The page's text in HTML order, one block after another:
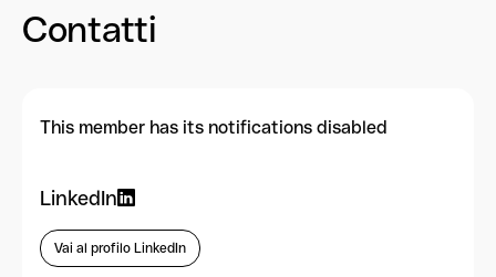
Contatti
This member has its notifications disabled
LinkedIn
Vai al profilo LinkedIn